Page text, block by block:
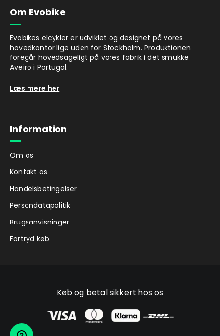
Om Evobike
Evobikes elcykler er udviklet og designet på vores
hovedkontor lige uden for Stockholm. Produktionen
foregår hovedsageligt på vores fabrik i det smukke
Aveiro i Portugal.
Læs mere her
Information
Om os
Kontakt os
Handelsbetingelser
Persondatapolitik
Brugsanvisninger
Fortryd køb
Køb og betal sikkert hos os